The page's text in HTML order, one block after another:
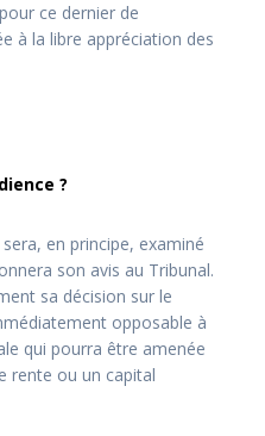
ce dernier de
à la libre appréciation des
?
en principe, examiné
son avis au Tribunal.
sa décision sur le
opposable à
qui pourra être amenée
rente ou un capital